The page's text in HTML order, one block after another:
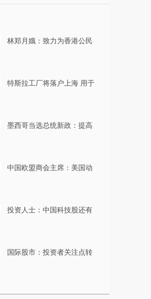
林郑月娥：致力为香港公民
特斯拉工厂将落户上海 用于
墨西哥当选总统新政：提高
中国欧盟商会主席：美国动
投资人士：中国科技股还有
国际股市：投资者关注点转